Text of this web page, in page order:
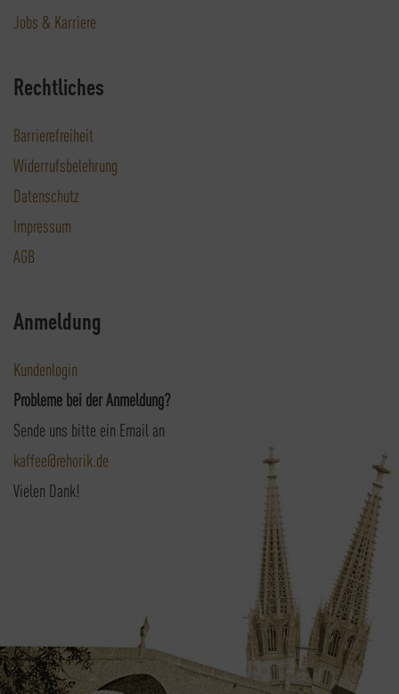
Jobs & Karriere
Rechtliches
Barrierefreiheit
Widerrufsbelehrung
Datenschutz
Impressum
AGB
Anmeldung
Kundenlogin
Probleme bei der Anmeldung?
Sende uns bitte ein Email an
kaffee@rehorik.de
Vielen Dank!